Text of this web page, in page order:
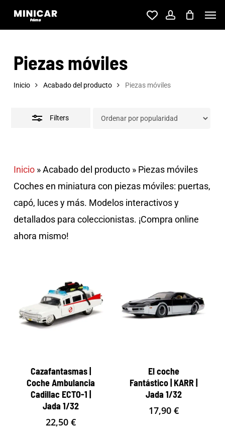
Skip
content
account
Piezas móviles
Inicio Acabado del producto Piezas móviles
Filters
Inicio»Acabado del producto» Piezas móviles
Coches en miniatura con piezas móviles: puertas,
capó, luces y más. Modelos interactivos y
detallados para coleccionistas. ¡Compra online
ahora mismo!
Cazafantasmas |
Coche Ambulancia
Cadillac ECTO-1 |
Jada 1/32
22,50€
El coche
Fantástico | KARR |
Jada 1/32
17,90 €